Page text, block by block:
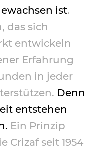
ist.
das sich
entwickeln
Erfahrung
in jeder
Denn
entstehen
Ein Prinzip
Crizaf seit 1954